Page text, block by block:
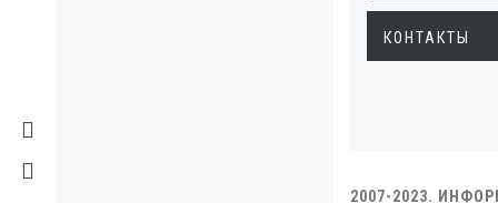
КОНТАКТЫ
2007-2023.